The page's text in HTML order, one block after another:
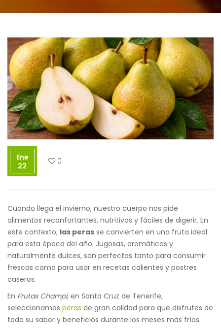
Ene
22
0
Cuando llega el invierno, nuestro cuerpo nos pide
alimentos reconfortantes, nutritivos y fáciles de digerir. En
este contexto, las peras se convierten en una fruta ideal
para esta época del año. Jugosas, aromáticas y
naturalmente dulces, son perfectas tanto para consumir
frescas como para usar en recetas calientes y postres
caseros.
En Frutas Champi, en Santa Cruz de Tenerife,
seleccionamos peras de gran calidad para que disfrutes de
todo su sabor y beneficios durante los meses más fríos.